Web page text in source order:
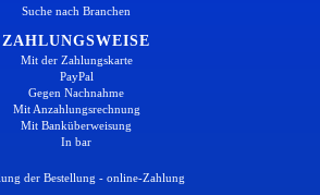
Suche nach Branchen
ZAHLUNGSWEISE
Mit der Zahlungskarte
PayPal
Gegen Nachnahme
Mit Anzahlungsrechnung
Mit Banküberweisung
In bar
der Bestellung - online-Zahlung